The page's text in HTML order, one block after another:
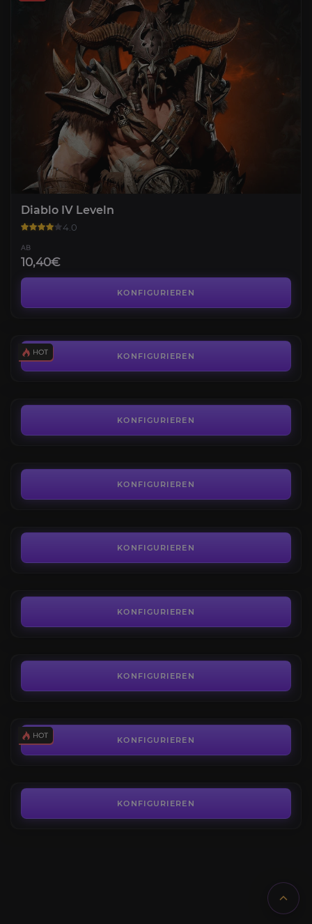
Diablo IV Leveln
4.0
AB
10,40€
KONFIGURIEREN
KONFIGURIEREN
Story Modus
KONFIGURIEREN
KONFIGURIEREN
KONFIGURIEREN
Einzigartige Gegenstände
KONFIGURIEREN
Codex of Power
KONFIGURIEREN
KONFIGURIEREN
KONFIGURIEREN